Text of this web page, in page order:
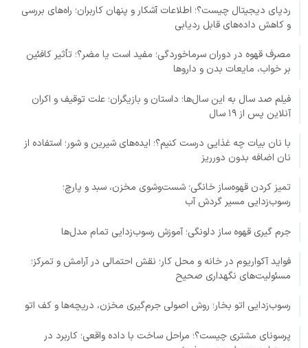
ردپای دیجیتال چیست؟؛ اطلاعات آشکار و پنهان کاربران؛ راه‌های بررسی
و کاهش داده‌های قابل ردیابی
مصرف قهوه در دوران سرماخوردگی؛ مفید است یا مضر؟؛ تأثیر کافئین
بر خواب، مایعات بدن و داروها
فیلم صد سال به این سال‌ها؛ داستان و بازیگران؛ علت توقیف و اکران
آنلاین پس از ۱۹ سال
با نان بیات چه غذایی درست کنیم؟؛ ایده‌های شیرین و شور؛ استفاده از
نان اضافه بدون دورریز
تمیز کردن قهوه‌ساز خانگی؛ شست‌وشوی مخزن، سبد و پارچ؛
رسوب‌زدایی مسیر گردش آب
جرم گیری قهوه ساز دلونگی؛ آموزش رسوب‌زدایی تمام مدل‌ها
فواید آکواریوم در خانه و محل کار؛ نقش احتمالی در آرامش و تمرکز؛
مسئولیت‌های نگهداری صحیح
رسوب‌زدایی اتو بخار؛ روش اصولی جرم‌گیری مخزن، دریچه‌ها و کف اتو
پرسونای مشتری چیست؟؛ مراحل ساخت با داده واقعی؛ کاربرد در